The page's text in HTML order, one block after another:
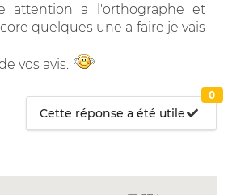
attention a l'orthographe et
quelques une a faire je vais
vos avis.
Cette réponse a été utile
0